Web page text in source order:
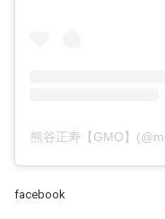
熊谷正寿【GMO】
facebook